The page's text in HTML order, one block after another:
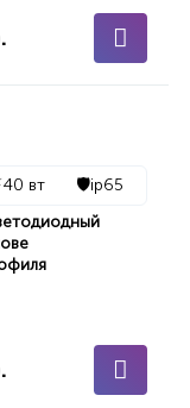
40 вт 🛡️ip65